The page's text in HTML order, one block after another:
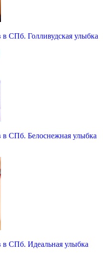
СПб. Голливудская улыбка
СПб. Белоснежная улыбка
в СПб. Идеальная улыбка